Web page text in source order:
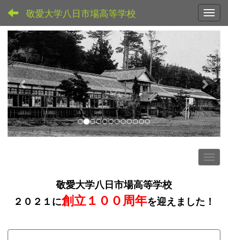
敬愛大学八日市場高等学校
p
r
e
v
i
o
u
s
e
x
t
敬愛大学八日市場高等学校
２０２１に創立１００周年を迎えました！